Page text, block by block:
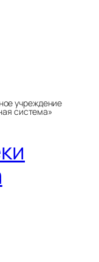
учреждение
система»